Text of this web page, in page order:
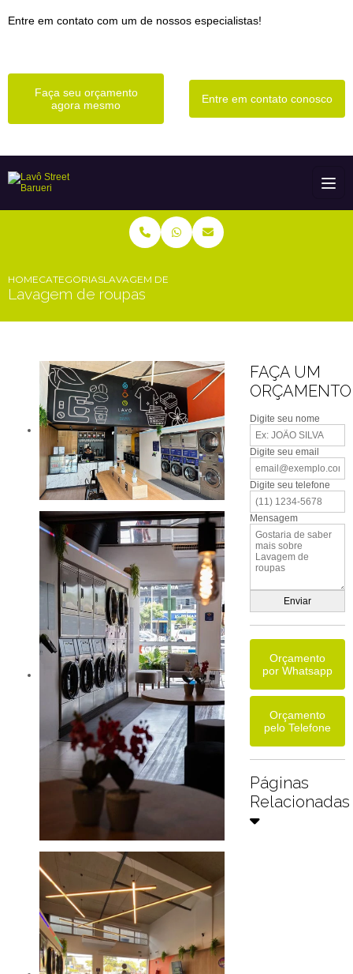
Entre em contato com um de nossos especialistas!
Faça seu orçamento
agora mesmo
Entre em contato conosco
HOMECATEGORIASLAVAGEM DE ROUPAS
Lavagem de roupas
FAÇA UM
ORÇAMENTO
Digite seu nome
Digite seu email
Digite seu telefone
Mensagem
Orçamento
por Whatsapp
Orçamento
pelo Telefone
Páginas
Relacionadas